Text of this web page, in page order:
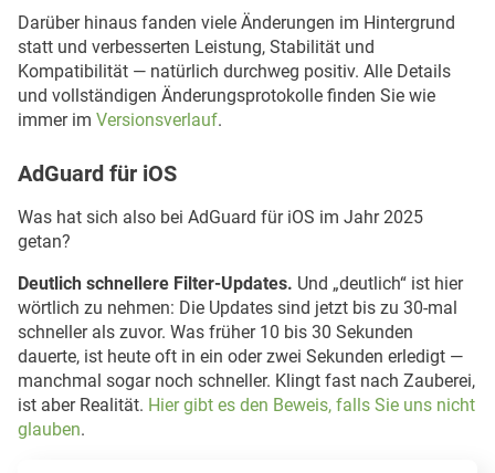
Darüber hinaus fanden viele Änderungen im Hintergrund
statt und verbesserten Leistung, Stabilität und
Kompatibilität — natürlich durchweg positiv. Alle Details
und vollständigen Änderungsprotokolle finden Sie wie
immer im Versionsverlauf.
AdGuard für iOS
Was hat sich also bei AdGuard für iOS im Jahr 2025
getan?
Deutlich schnellere Filter-Updates. Und „deutlich“ ist hier
wörtlich zu nehmen: Die Updates sind jetzt bis zu 30-mal
schneller als zuvor. Was früher 10 bis 30 Sekunden
dauerte, ist heute oft in ein oder zwei Sekunden erledigt —
manchmal sogar noch schneller. Klingt fast nach Zauberei,
ist aber Realität. Hier gibt es den Beweis, falls Sie uns nicht
glauben.